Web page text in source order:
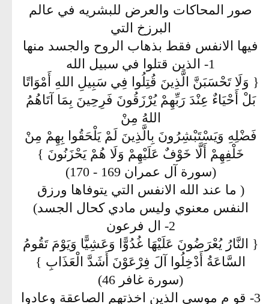
صور المحاكات والعرض للبشريه في عالم
البرزخ التي
فيها الانفس فقط بذهاب الروح والجسد منها
1- الذين قتلوا في سبيل الله
{ وَلَا تَحْسَبَنَّ الَّذِينَ قُتِلُوا فِي سَبِيلِ اللهِ أَمْوَاتًا
بَلْ أَحْيَاءٌ عِنْدَ رَبِّهِمْ يُرْزَقُونَ فَرِحِينَ بِمَا آتَاهُمُ
اللهُ مِنْ
فَضْلِهِ وَيَسْتَبْشِرُونَ بِالَّذِينَ لَمْ يَلْحَقُوا بِهِمْ مِنْ
خَلْفِهِمْ أَلَّا خَوْفٌ عَلَيْهِمْ وَلَا هُمْ يَحْزَنُونَ }
(سورة آل عمران 169 - 170)
( ما عند الله الانفس التي يتوفاها ورزق
النفس معنوي وليس مادي كحال الجسد)
2- ال فرعون
{ النَّارُ يُعْرَضُونَ عَلَيْهَا غُدُوًّا وَعَشِيًّا وَيَوْمَ تَقُومُ
السَّاعَةُ أَدْخِلُوا آلَ فِرْعَوْنَ أَشَدَّ الْعَذَابِ }
(سورة غافر 46)
3- قو م موسى الذين اخذتهم الصاعقة وعادوا